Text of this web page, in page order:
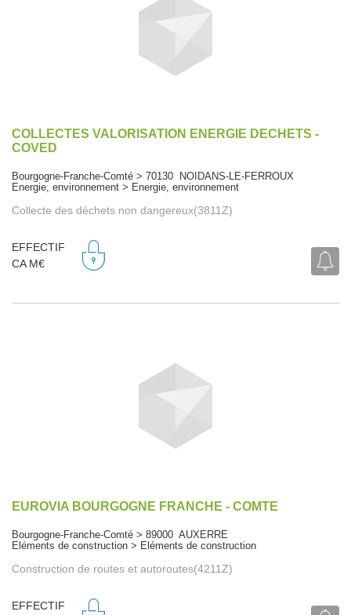
COLLECTES VALORISATION ENERGIE DECHETS -
COVED
Bourgogne-Franche-Comté > 70130 NOIDANS-LE-FERROUX
Energie, environnement > Energie, environnement
Collecte des déchets non dangereux(3811Z)
EFFECTIF
CA M€
EUROVIA BOURGOGNE FRANCHE - COMTE
Bourgogne-Franche-Comté > 89000 AUXERRE
Eléments de construction > Eléments de construction
Construction de routes et autoroutes(4211Z)
EFFECTIF